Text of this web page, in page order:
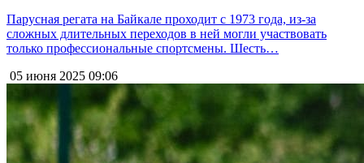
Парусная регата на Байкале проходит с 1973 года, из-за
сложных длительных переходов в ней могли участвовать
только профессиональные спортсмены. Шесть…
05 июня 2025 09:06